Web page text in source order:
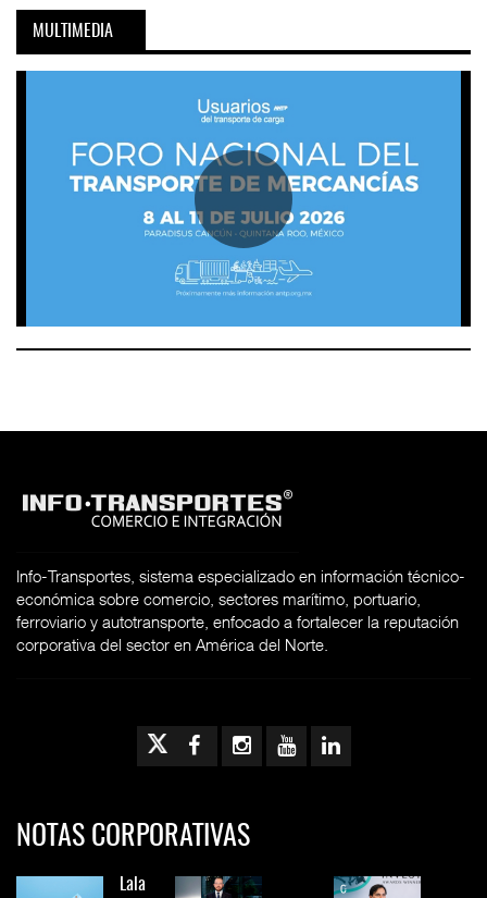
MULTIMEDIA
Info-Transportes, sistema especializado en información técnico-
económica sobre comercio, sectores marítimo, portuario,
ferroviario y autotransporte, enfocado a fortalecer la reputación
corporativa del sector en América del Norte.
NOTAS CORPORATIVAS
Lala